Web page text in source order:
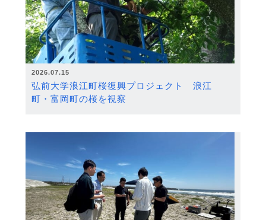
2026.07.15
弘前大学浪江町桜復興プロジェクト 浪江
町・富岡町の桜を視察